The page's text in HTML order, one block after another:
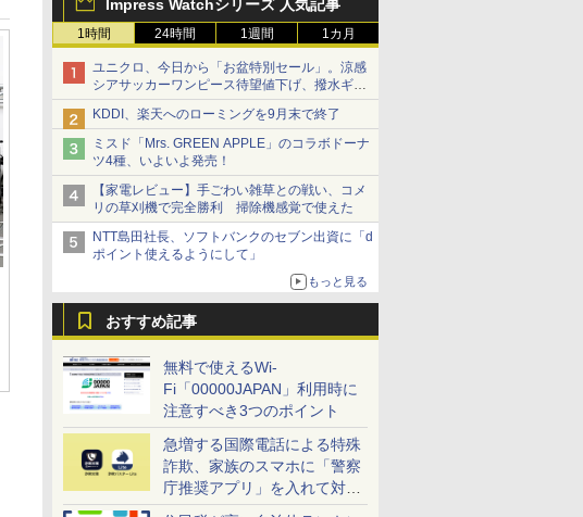
Impress Watchシリーズ 人気記事
1時間 24時間 1週間 1カ月
ユニクロ、今日から「お盆特別セール」。涼感
シアサッカーワンピース待望値下げ、撥水ギア
ショーツは1990円に
KDDI、楽天へのローミングを9月末で終了
ミスド「Mrs. GREEN APPLE」のコラボドーナ
ツ4種、いよいよ発売！
【家電レビュー】手ごわい雑草との戦い、コメ
リの草刈機で完全勝利 掃除機感覚で使えた
NTT島田社長、ソフトバンクのセブン出資に「d
ポイント使えるようにして」
もっと見る
おすすめ記事
無料で使えるWi-
Fi「00000JAPAN」利用時に
注意すべき3つのポイント
急増する国際電話による特殊
詐欺、家族のスマホに「警察
庁推奨アプリ」を入れて対策
しよう！